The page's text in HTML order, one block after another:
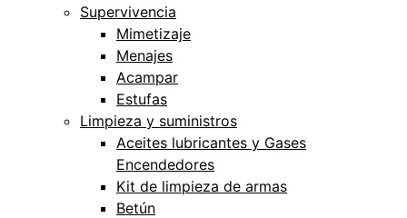
Supervivencia
Mimetizaje
Menajes
Acampar
Estufas
Limpieza y suministros
Aceites lubricantes y Gases
Encendedores
Kit de limpieza de armas
Betún